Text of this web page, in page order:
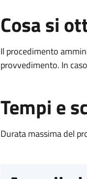
Cosa si
Il procedimento
provvedimento. In
Tempi e
Durata massima del